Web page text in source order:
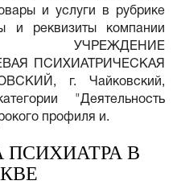
и услуги в рубрике
и реквизиты компании
УЧРЕЖДЕНИЕ
ПСИХИАТРИЧЕСКАЯ
г. Чайковский,
"Деятельность
профиля и.
В